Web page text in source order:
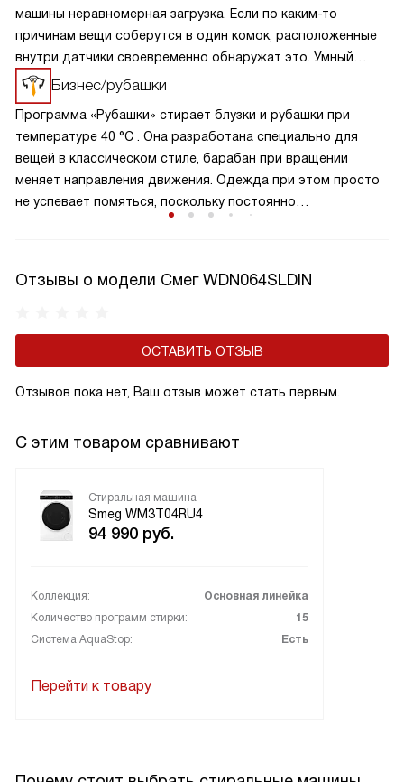
машины неравномерная загрузка. Если по каким-то
причинам вещи соберутся в один комок, расположенные
внутри датчики своевременно обнаружат это. Умный
агрегат попытается устранить проблему медленным
вращением барабана в разные стороны, а в случае
неудачи приостановит цикл.
Бизнес/рубашки
Программа «Рубашки» стирает блузки и рубашки при
температуре 40 °C . Она разработана специально для
вещей в классическом стиле, барабан при вращении
меняет направления движения. Одежда при этом просто
не успевает помяться, поскольку постоянно
Отзывы о модели Смег WDN064SLDIN
ОСТАВИТЬ ОТЗЫВ
Отзывов пока нет, Ваш отзыв может стать первым.
С этим товаром сравнивают
Стиральная машина
Smeg WM3T04RU4
94 990 руб.
Коллекция:
Основная линейка
Количество программ стирки:
15
Система AquaStop:
Есть
Перейти к товару